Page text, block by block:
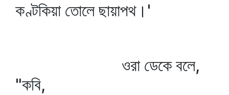
কণ্টকিয়া তোলে ছায়াপথ।'
ওরা ডেকে বলে,
"কবি,